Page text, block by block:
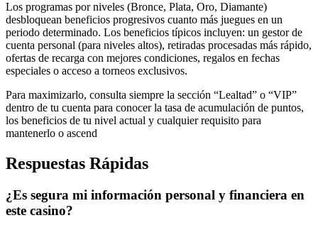
Los programas por niveles (Bronce, Plata, Oro, Diamante)
desbloquean beneficios progresivos cuanto más juegues en un
periodo determinado. Los beneficios típicos incluyen: un gestor de
cuenta personal (para niveles altos), retiradas procesadas más rápido,
ofertas de recarga con mejores condiciones, regalos en fechas
especiales o acceso a torneos exclusivos.
Para maximizarlo, consulta siempre la sección “Lealtad” o “VIP”
dentro de tu cuenta para conocer la tasa de acumulación de puntos,
los beneficios de tu nivel actual y cualquier requisito para
mantenerlo o ascend
Respuestas Rápidas
¿Es segura mi información personal y financiera en
este casino?